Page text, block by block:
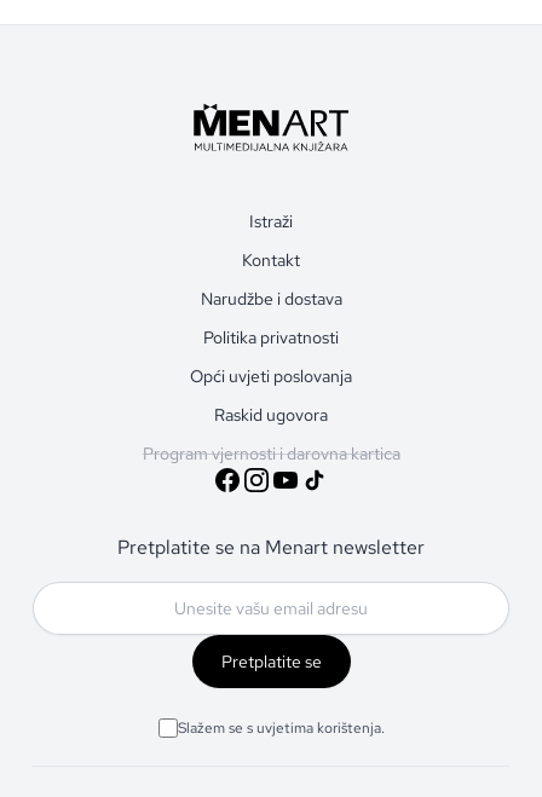
Istraži
Kontakt
Narudžbe i dostava
Politika privatnosti
Opći uvjeti poslovanja
Raskid ugovora
Program vjernosti i darovna kartica
Pretplatite se na Menart newsletter
Pretplatite se
Slažem se s uvjetima korištenja.